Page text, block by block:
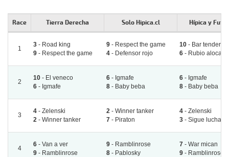
Race Tierra Derecha Solo Hipica.cl Hípica y
1
3 - Road king
9 - Respect the game
9 - Respect the game
4 - Defensor rojo
10 - Bar tender
6 - Rubio alocado
2
10 - El veneco
6 - Igmafe
6 - Igmafe
8 - Baby beba
6 - Igmafe
8 - Baby beba
3
4 - Zelenski
2 - Winner tanker
2 - Winner tanker
7 - Piraton
4 - Zelenski
3 - Sigue
4
6 - Van a ver
9 - Ramblinrose
9 - Ramblinrose
8 - Pablosky
7 - War mican
9 - Ramblinrose